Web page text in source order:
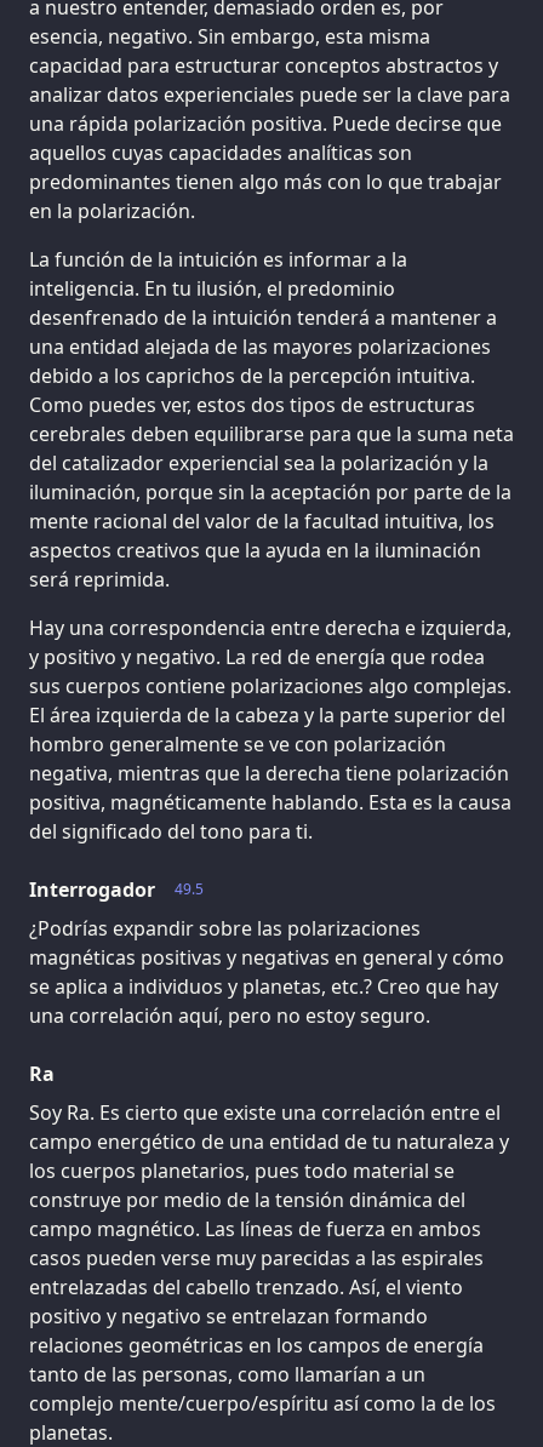
a nuestro entender, demasiado orden es, por
esencia, negativo. Sin embargo, esta misma
capacidad para estructurar conceptos abstractos y
analizar datos experienciales puede ser la clave para
una rápida polarización positiva. Puede decirse que
aquellos cuyas capacidades analíticas son
predominantes tienen algo más con lo que trabajar
en la polarización.
La función de la intuición es informar a la
inteligencia. En tu ilusión, el predominio
desenfrenado de la intuición tenderá a mantener a
una entidad alejada de las mayores polarizaciones
debido a los caprichos de la percepción intuitiva.
Como puedes ver, estos dos tipos de estructuras
cerebrales deben equilibrarse para que la suma neta
del catalizador experiencial sea la polarización y la
iluminación, porque sin la aceptación por parte de la
mente racional del valor de la facultad intuitiva, los
aspectos creativos que la ayuda en la iluminación
será reprimida.
Hay una correspondencia entre derecha e izquierda,
y positivo y negativo. La red de energía que rodea
sus cuerpos contiene polarizaciones algo complejas.
El área izquierda de la cabeza y la parte superior del
hombro generalmente se ve con polarización
negativa, mientras que la derecha tiene polarización
positiva, magnéticamente hablando. Esta es la causa
del significado del tono para ti.
49.5
Interrogador
¿Podrías expandir sobre las polarizaciones
magnéticas positivas y negativas en general y cómo
se aplica a individuos y planetas, etc.? Creo que hay
una correlación aquí, pero no estoy seguro.
Ra
Soy Ra. Es cierto que existe una correlación entre el
campo energético de una entidad de tu naturaleza y
los cuerpos planetarios, pues todo material se
construye por medio de la tensión dinámica del
campo magnético. Las líneas de fuerza en ambos
casos pueden verse muy parecidas a las espirales
entrelazadas del cabello trenzado. Así, el viento
positivo y negativo se entrelazan formando
relaciones geométricas en los campos de energía
tanto de las personas, como llamarían a un
complejo mente/cuerpo/espíritu así como la de los
planetas.